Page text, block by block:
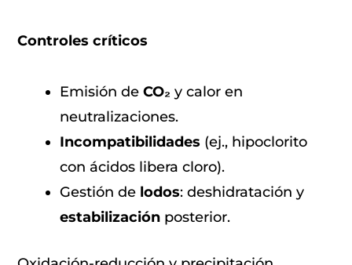
Controles críticos
Emisión deCO₂ y calor en
neutralizaciones.
Incompatibilidades (ej., hipoclorito
con ácidos libera cloro).
Gestión de lodos: deshidratación y
estabilización posterior.